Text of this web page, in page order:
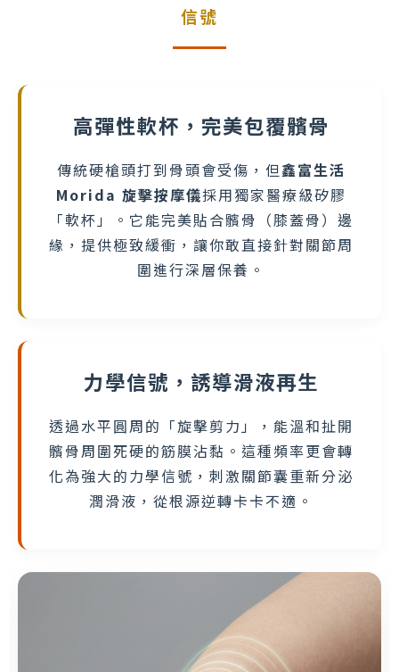
信號
高彈性軟杯，完美包覆髕骨
傳統硬槍頭打到骨頭會受傷，但鑫富生活
Morida 旋擊按摩儀採用獨家醫療級矽膠
「軟杯」。它能完美貼合髕骨（膝蓋骨）邊
緣，提供極致緩衝，讓你敢直接針對關節周
圍進行深層保養。
力學信號，誘導滑液再生
透過水平圓周的「旋擊剪力」，能溫和扯開
髕骨周圍死硬的筋膜沾黏。這種頻率更會轉
化為強大的力學信號，刺激關節囊重新分泌
潤滑液，從根源逆轉卡卡不適。